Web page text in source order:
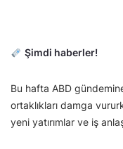
Şimdi haberler!
Bu hafta ABD
ortaklıkları damga
yeni yatırımlar ve iş